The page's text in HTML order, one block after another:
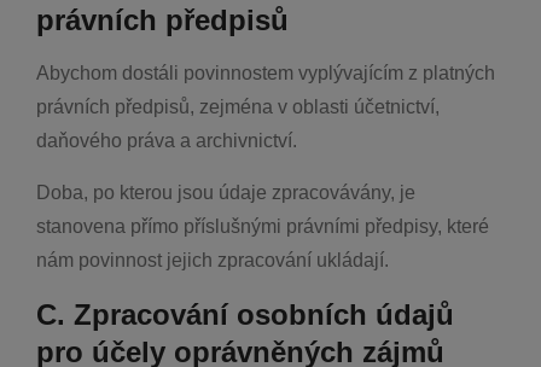
právních předpisů
Abychom dostáli povinnostem vyplývajícím z platných
právních předpisů, zejména v oblasti účetnictví,
daňového práva a archivnictví.
Doba, po kterou jsou údaje zpracovávány, je
stanovena přímo příslušnými právními předpisy, které
nám povinnost jejich zpracování ukládají.
C. Zpracování osobních údajů
pro účely oprávněných zájmů